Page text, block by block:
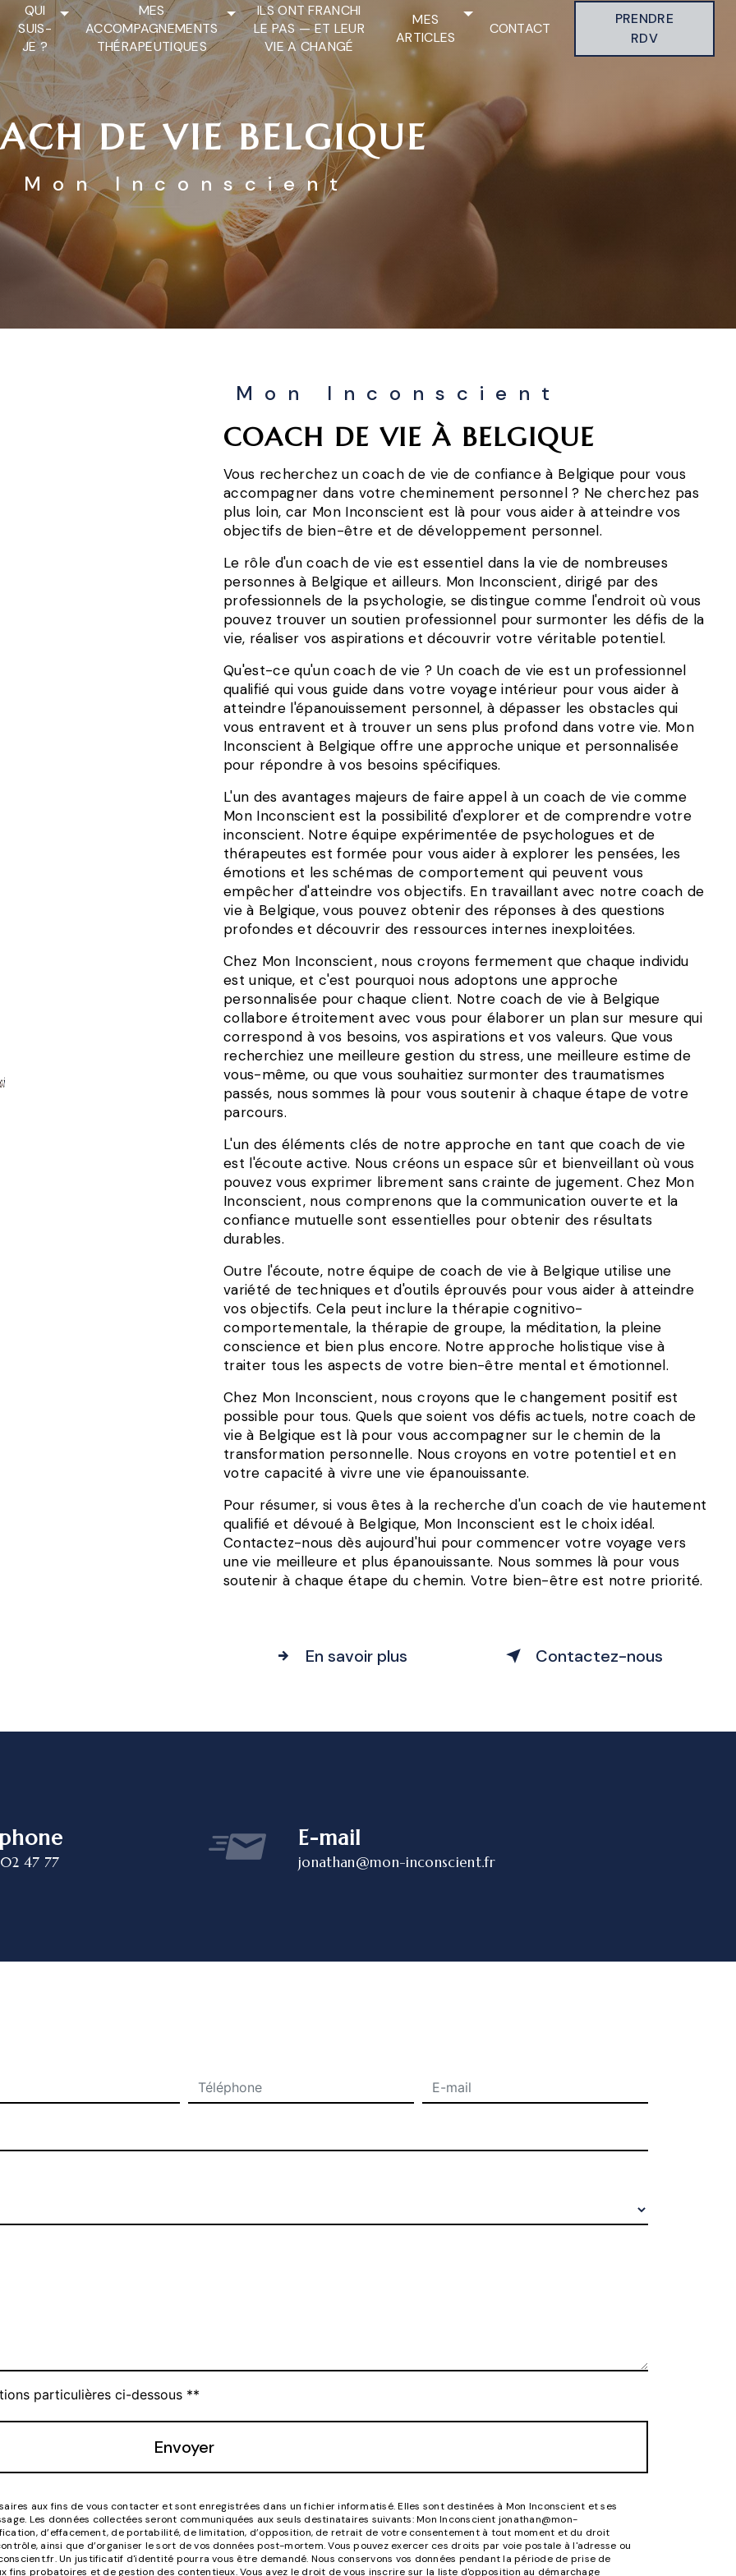
QUI
SUIS-
JE ?
MES
ACCOMPAGNEMENTS
THÉRAPEUTIQUES
ILS ONT FRANCHI
LE PAS — ET LEUR
VIE A CHANGÉ
MES
ARTICLES
CONTACT
PRENDRE
RDV
DE VIE BELGIQUE
Mon Inconscient
Mon Inconscient
COACH DE VIE À BELGIQUE
Vous recherchez un coach de vie de confiance à Belgique pour vous
accompagner dans votre cheminement personnel ? Ne cherchez pas
plus loin, car Mon Inconscient est là pour vous aider à atteindre vos
objectifs de bien-être et de développement personnel.
Le rôle d'un coach de vie est essentiel dans la vie de nombreuses
personnes à Belgique et ailleurs. Mon Inconscient, dirigé par des
professionnels de la psychologie, se distingue comme l'endroit où vous
pouvez trouver un soutien professionnel pour surmonter les défis de la
vie, réaliser vos aspirations et découvrir votre véritable potentiel.
Qu'est-ce qu'un coach de vie ? Un coach de vie est un professionnel
qualifié qui vous guide dans votre voyage intérieur pour vous aider à
atteindre l'épanouissement personnel, à dépasser les obstacles qui
vous entravent et à trouver un sens plus profond dans votre vie. Mon
Inconscient à Belgique offre une approche unique et personnalisée
pour répondre à vos besoins spécifiques.
L'un des avantages majeurs de faire appel à un coach de vie comme
Mon Inconscient est la possibilité d'explorer et de comprendre votre
inconscient. Notre équipe expérimentée de psychologues et de
thérapeutes est formée pour vous aider à explorer les pensées, les
émotions et les schémas de comportement qui peuvent vous
empêcher d'atteindre vos objectifs. En travaillant avec notre coach de
vie à Belgique, vous pouvez obtenir des réponses à des questions
profondes et découvrir des ressources internes inexploitées.
Chez Mon Inconscient, nous croyons fermement que chaque individu
est unique, et c'est pourquoi nous adoptons une approche
personnalisée pour chaque client. Notre coach de vie à Belgique
collabore étroitement avec vous pour élaborer un plan sur mesure qui
correspond à vos besoins, vos aspirations et vos valeurs. Que vous
recherchiez une meilleure gestion du stress, une meilleure estime de
vous-même, ou que vous souhaitiez surmonter des traumatismes
passés, nous sommes là pour vous soutenir à chaque étape de votre
parcours.
L'un des éléments clés de notre approche en tant que coach de vie
est l'écoute active. Nous créons un espace sûr et bienveillant où vous
pouvez vous exprimer librement sans crainte de jugement. Chez Mon
Inconscient, nous comprenons que la communication ouverte et la
confiance mutuelle sont essentielles pour obtenir des résultats
durables.
Outre l'écoute, notre équipe de coach de vie à Belgique utilise une
variété de techniques et d'outils éprouvés pour vous aider à atteindre
vos objectifs. Cela peut inclure la thérapie cognitivo-
comportementale, la thérapie de groupe, la méditation, la pleine
conscience et bien plus encore. Notre approche holistique vise à
traiter tous les aspects de votre bien-être mental et émotionnel.
Chez Mon Inconscient, nous croyons que le changement positif est
possible pour tous. Quels que soient vos défis actuels, notre coach de
vie à Belgique est là pour vous accompagner sur le chemin de la
transformation personnelle. Nous croyons en votre potentiel et en
votre capacité à vivre une vie épanouissante.
Pour résumer, si vous êtes à la recherche d'un coach de vie hautement
qualifié et dévoué à Belgique, Mon Inconscient est le choix idéal.
Contactez-nous dès aujourd'hui pour commencer votre voyage vers
une vie meilleure et plus épanouissante. Nous sommes là pour vous
soutenir à chaque étape du chemin. Votre bien-être est notre priorité.
En savoir plus Contactez-nous
47 77
E-mail
jonathan@mon-inconscient.fr
particulières ci-dessous **
Envoyer
aux fins de vous contacter et sont enregistrées dans un fichier informatisé. Elles sont destinées à Mon Inconscient et ses
Les données collectées seront communiquées aux seuls destinataires suivants: Mon Inconscient jonathan@mon-
d’effacement, de portabilité, de limitation, d’opposition, de retrait de votre consentement à tout moment et du droit
ainsi que d’organiser le sort de vos données post-mortem. Vous pouvez exercer ces droits par voie postale à l'adresse ou
Un justificatif d'identité pourra vous être demandé. Nous conservons vos données pendant la période de prise de
probatoires et de gestion des contentieux. Vous avez le droit de vous inscrire sur la liste d'opposition au démarchage